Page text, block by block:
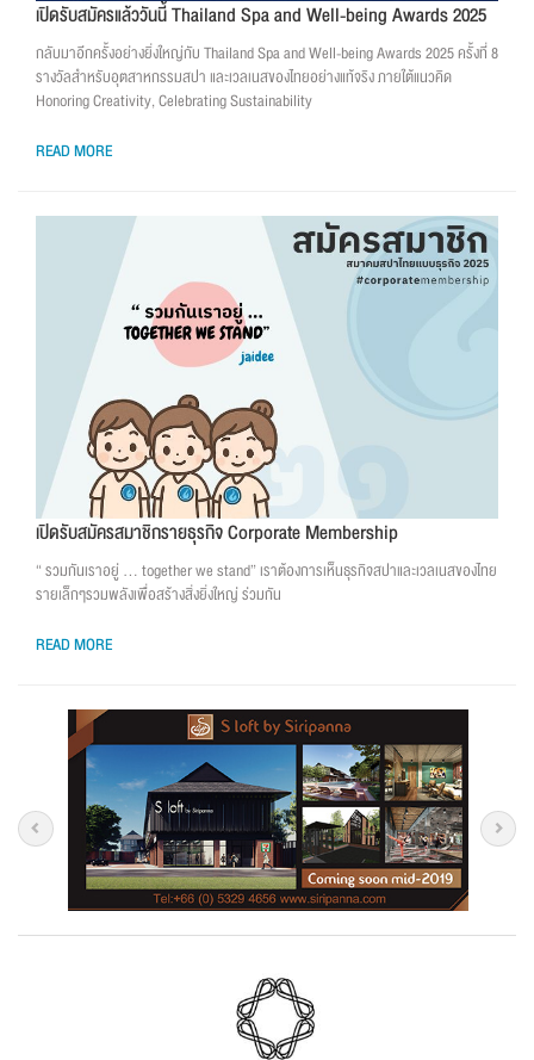
เปิดรับสมัครแล้ววันนี้ Thailand Spa and Well-being Awards 2025
กลับมาอีกครั้งอย่างยิ่งใหญ่กับ Thailand Spa and Well-being Awards 2025 ครั้งที่ 8
รางวัลสำหรับอุตสาหกรรมสปา และเวลเนสของไทยอย่างแท้จริง ภายใต้แนวคิด
Honoring Creativity, Celebrating Sustainability
READ MORE
เปิดรับสมัครสมาชิกรายธุรกิจ Corporate Membership
“ รวมกันเราอยู่ … together we stand” เราต้องการเห็นธุรกิจสปาและเวลเนสของไทย
รายเล็กๆรวมพลังเพื่อสร้างสิ่งยิ่งใหญ่ ร่วมกัน
READ MORE